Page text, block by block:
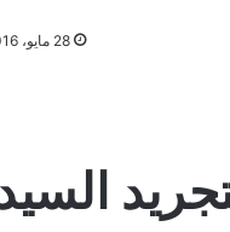
28 مايو، 2016